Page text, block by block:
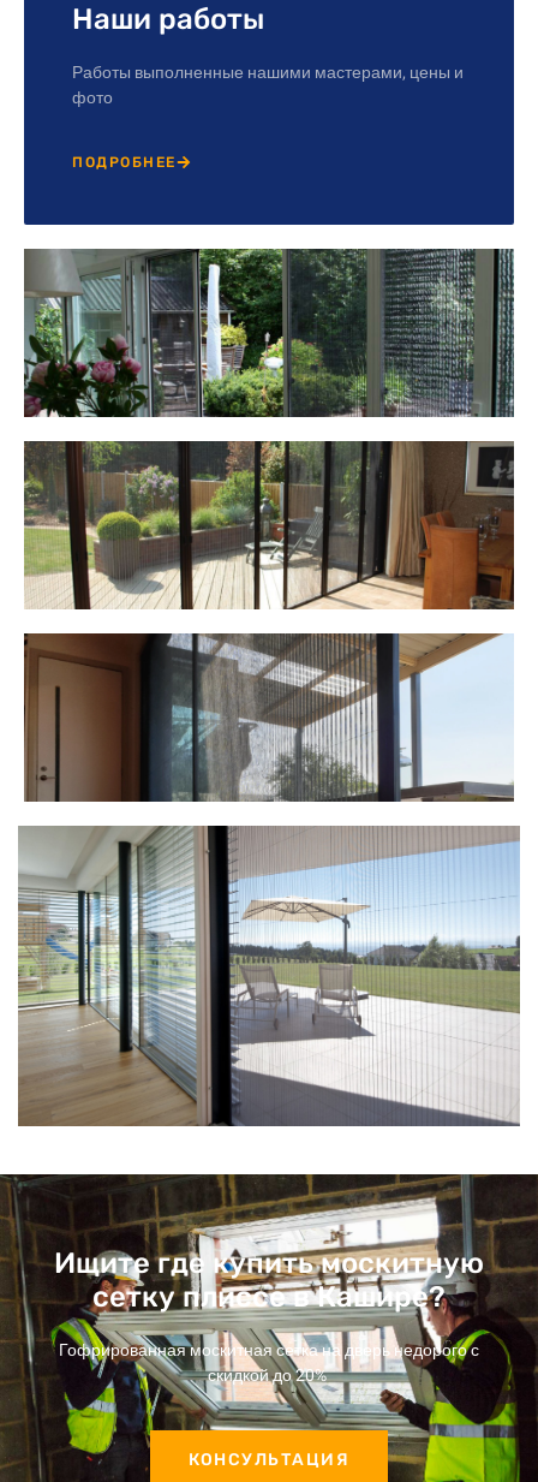
Наши работы
Работы выполненные нашими мастерами, цены и
фото
ПОДРОБНЕЕ
Ищите где купить москитную
сетку плиссе в Кашире?
Гофрированная москитная сетка на дверь недорого с
скидкой до 20%
КОНСУЛЬТАЦИЯ